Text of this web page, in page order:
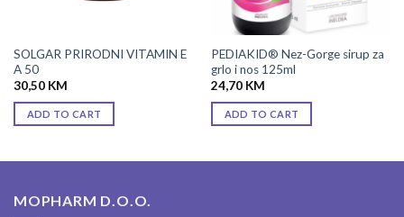
SOLGAR PRIRODNI VITAMIN E
A 50
30,50 KM
ADD TO CART
PEDIAKID® Nez-Gorge sirup za
grlo i nos 125ml
24,70 KM
ADD TO CART
MOPHARM D.O.O.